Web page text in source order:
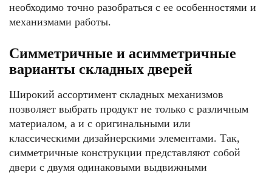
необходимо точно разобраться с ее особенностями и
механизмами работы.
Симметричные и асимметричные
варианты складных дверей
Широкий ассортимент складных механизмов
позволяет выбрать продукт не только с различным
материалом, а и с оригинальными или
классическими дизайнерскими элементами. Так,
симметричные конструкции представляют собой
двери с двумя одинаковыми выдвижными